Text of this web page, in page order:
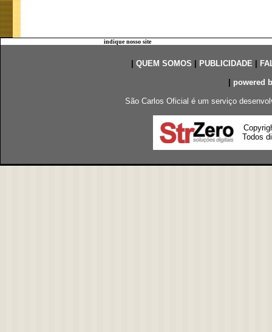
indique nosso site
QUEM SOMOS PUBLICIDADE|
powered
São Carlos Oficial é um serviço
Todos